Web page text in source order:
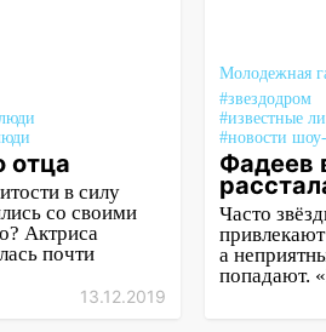
отца
в силу
со своими
Актриса
почти
13.12.2019
Молодежная
#звездодром
#известные
#новости
Фадеев
Часто
а
попадают.